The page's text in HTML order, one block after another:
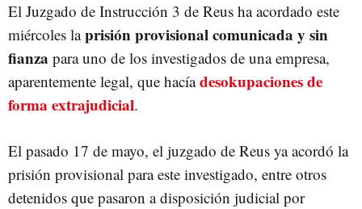
El Juzgado de Instrucción 3 de Reus ha acordado este
miércoles laprisión provisional comunicada y sin
fianza para uno de los investigados de una empresa,
aparentemente legal, que hacíadesokupaciones de
forma extrajudicial.
El pasado 17 de mayo, el juzgado de Reus ya acordó la
prisión provisional para este investigado, entre otros
detenidos que pasaron a disposición judicial por